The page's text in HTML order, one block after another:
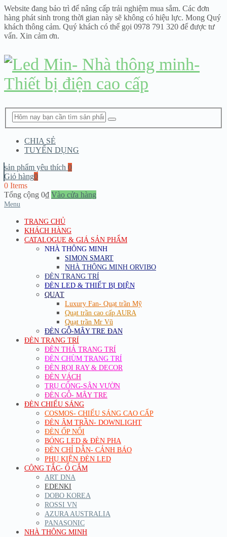
Website đang bảo trì để nâng cấp trải nghiệm mua sắm. Các đơn
hàng phát sinh trong thời gian này sẽ không có hiệu lực. Mong Quý
khách thông cảm. Quý khách có thể gọi 0978 791 320 để được tư
vấn. Xin cảm ơn.
CHIA SẺ
TUYỂN DỤNG
sản phẩm yêu thích 0
Giỏ hàng0
0 Items
Tổng cộng 0₫ Vào cửa hàng
Menu
TRANG CHỦ
KHÁCH HÀNG
CATALOGUE & GIÁ SẢN PHẨM
NHÀ THÔNG MINH
SIMON SMART
NHÀ THÔNG MINH ORVIBO
ĐÈN TRANG TRÍ
ĐÈN LED & THIẾT BỊ ĐIỆN
QUẠT
Luxury Fan- Quạt trần Mỹ
Quạt trần cao cấp AURA
Quạt trần Mr Vũ
ĐÈN GỖ-MÂY TRE ĐAN
ĐÈN TRANG TRÍ
ĐÈN THẢ TRANG TRÍ
ĐÈN CHÙM TRANG TRÍ
ĐÈN RỌI RAY & DECOR
ĐÈN VÁCH
TRỤ CỔNG-SÂN VƯỜN
ĐÈN GỖ- MÂY TRE
ĐÈN CHIẾU SÁNG
COSMOS- CHIẾU SÁNG CAO CẤP
ĐÈN ÂM TRẦN- DOWNLIGHT
ĐÈN ỐP NỔI
BÓNG LED & ĐÈN PHA
ĐÈN CHỈ DẪN- CẢNH BÁO
PHỤ KIỆN ĐÈN LED
CÔNG TẮC- Ổ CẮM
ART DNA
EDENKI
DOBO KOREA
ROSSI VN
AZURA AUSTRALIA
PANASONIC
NHÀ THÔNG MINH